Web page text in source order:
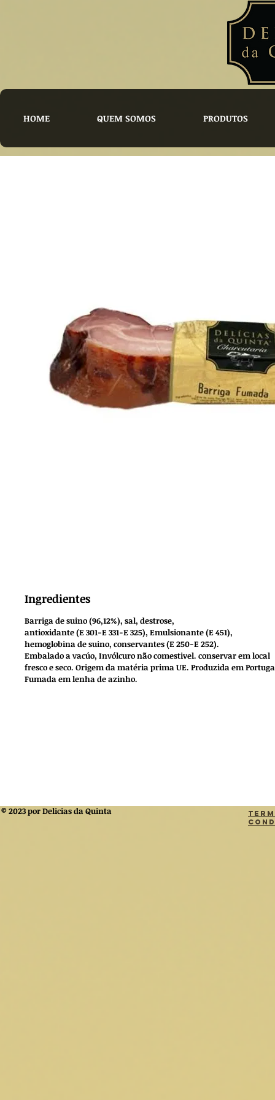
HOME QUEM SOMOS PRODUTOS
Ingredientes
Barriga de suino (96,12%), sal, destrose,
antioxidante (E 301-E 331-E 325), Emulsionante (E 451),
hemoglobina de suino, conservantes (E 250-E 252).
Embalado a vacúo, Invólcuro não comestivel. conservar em local
fresco e seco. Origem da matéria prima UE. Produzida em
Fumada em lenha de azinho.
© 2023 por Delicias da Quinta